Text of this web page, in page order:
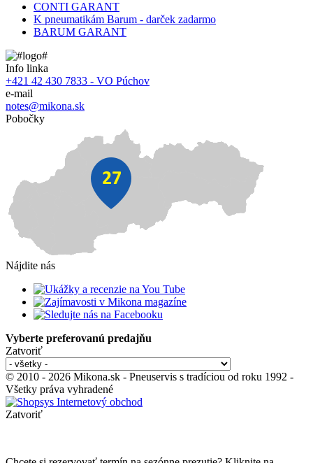
CONTI GARANT
K pneumatikám Barum - darček zadarmo
BARUM GARANT
Info linka
+421 42 430 7833 - VO Púchov
e-mail
notes@mikona.sk
Pobočky
Nájdite nás
Vyberte preferovanú predajňu
Zatvoriť
© 2010 - 2026 Mikona.sk - Pneuservis s tradíciou od roku 1992 -
Všetky práva vyhradené
Zatvoriť